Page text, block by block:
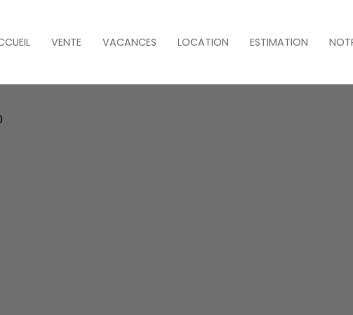
VENTE VACANCES LOCATION ESTIMATION